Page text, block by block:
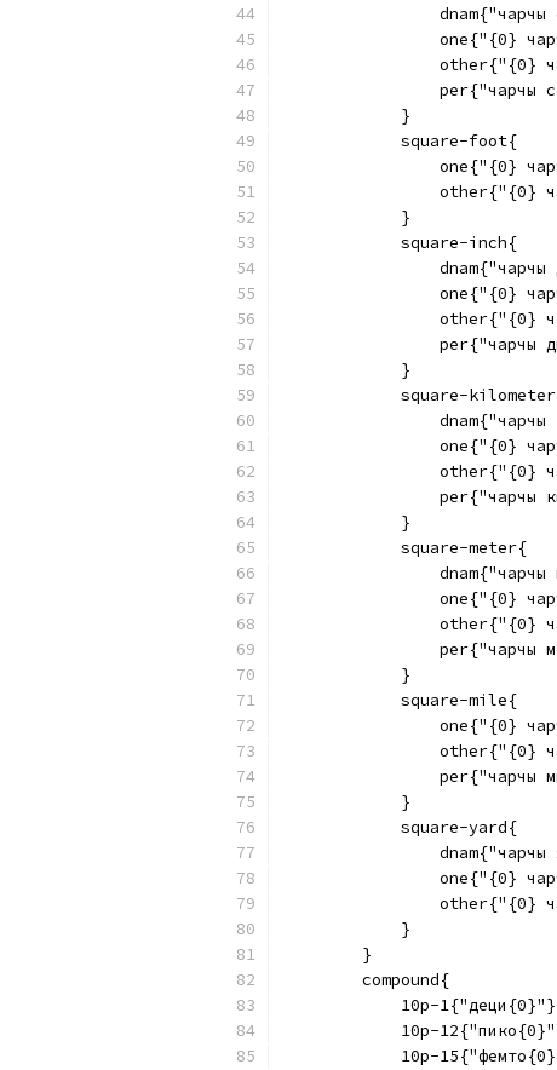
dnam{"чарчы
one{"{0}
other{"{0}
per{"чарчы
            }
            square-foot{
one{"{0}
other{"{0}
            }
            square-inch{
dnam{"чарчы
one{"{0}
other{"{0}
per{"чарчы
            }
square-
dnam{"чарчы
one{"{0}
other{"{0}
per{"чарчы
            }
            square-meter{
dnam{"чарчы
one{"{0}
other{"{0}
per{"чарчы
            }
            square-mile{
one{"{0}
other{"{0}
per{"чарчы
            }
            square-yard{
dnam{"чарчы
one{"{0}
other{"{0}
            }
        }
        compound{
            10p-1{"деци{0}"}
10p-
10p-